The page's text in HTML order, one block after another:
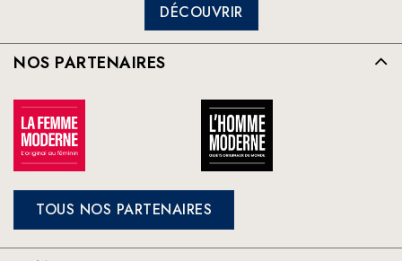
DÉCOUVRIR
NOS PARTENAIRES
TOUS NOS PARTENAIRES